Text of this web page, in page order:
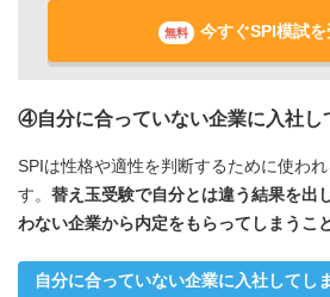
無料 今すぐSPI模試を
④自分に合っていない企業に入社し
SPIは性格や適性を判断するために使わ
す。 替え玉受験で自分とは違う結果を出
わない企業から内定をもらってしまうこ
自分に合っていない企業に入社してし